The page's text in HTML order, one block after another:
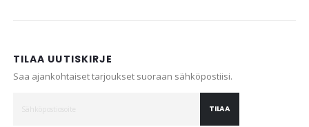
TILAA UUTISKIRJE
Saa ajankohtaiset tarjoukset suoraan sähköpostiisi.
TILAA